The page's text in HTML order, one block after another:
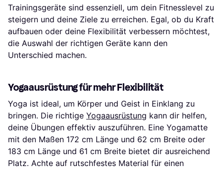
Trainingsgeräte sind essenziell, um dein Fitnesslevel zu
steigern und deine Ziele zu erreichen. Egal, ob du Kraft
aufbauen oder deine Flexibilität verbessern möchtest,
die Auswahl der richtigen Geräte kann den
Unterschied machen.
Yogaausrüstung für mehr Flexibilität
Yoga ist ideal, um Körper und Geist in Einklang zu
bringen. Die richtige Yogaausrüstung kann dir helfen,
deine Übungen effektiv auszuführen. Eine Yogamatte
mit den Maßen 172 cm Länge und 62 cm Breite oder
183 cm Länge und 61 cm Breite bietet dir ausreichend
Platz. Achte auf rutschfestes Material für einen